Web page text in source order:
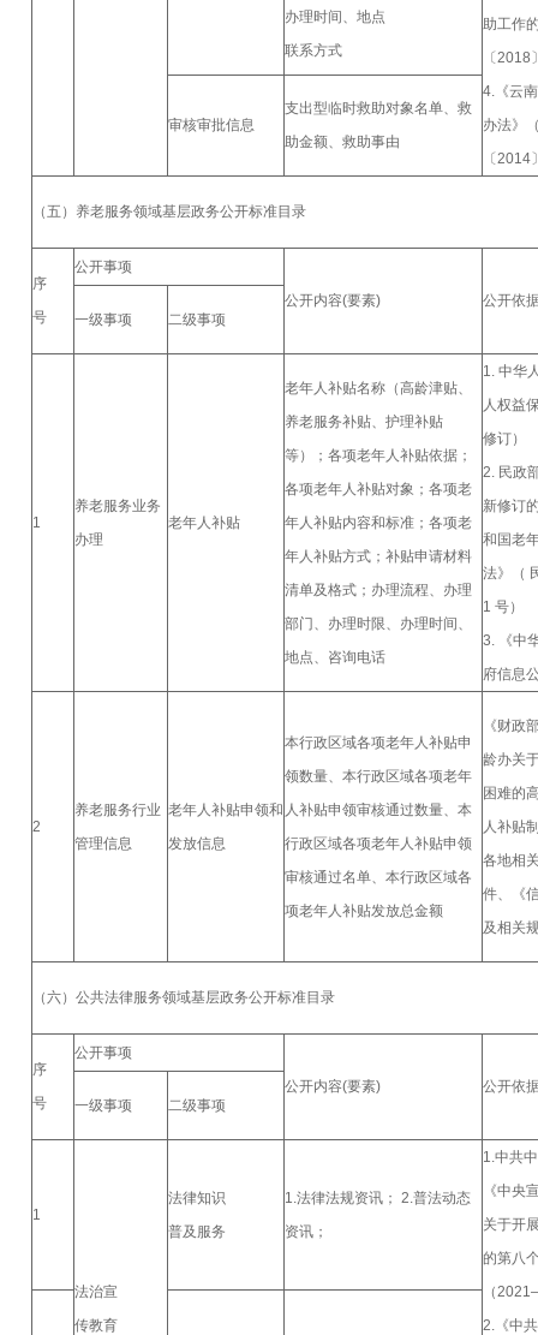
助工作
〔
4.《云
办法》
〔
办理时间、地点
联系方式
审核审批信息
支出型临时救助对象名单、救
助金额、救助事由
（五）养老服务领域基层政务公开标准目录
序
号
公开事项
公开内容(要素)
公开依
一级事项
二级事项
1
养老服务业务
办理
老年人补贴
老年人补贴名称（高龄津贴、
养老服务补贴、护理补贴
等）；各项老年人补贴依据；
各项老年人补贴对象；各项老
年人补贴内容和标准；各项老
年人补贴方式；补贴申请材料
清单及格式；办理流程、办理
部门、办理时限、办理时间、
地点、咨询电话
1. 中华
人权益
修订）
2. 民政
新修订
和国老
法》（
1 号）
3. 《中
府信息
2
养老服务行业
管理信息
老年人补贴申领和
发放信息
本行政区域各项老年人补贴申
领数量、本行政区域各项老年
人补贴申领审核通过数量、本
行政区域各项老年人补贴申领
审核通过名单、本行政区域各
项老年人补贴发放总金额
《财政
龄办关
困难的
人补贴
各地相
件、《
及相关
（六）公共法律服务领域基层政务公开标准目录
序
号
公开事项
公开内容(要素)
公开依
一级事项
二级事项
1
法治宣
传教育
法律知识
普及服务
1.法律法规资讯； 2.普法动态
资讯；
1.中共
《中央
关于开
的第八
（
2.《中